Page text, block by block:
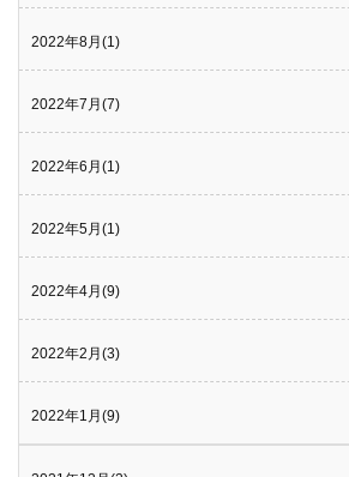
2022年8月(1)
2022年7月(7)
2022年6月(1)
2022年5月(1)
2022年4月(9)
2022年2月(3)
2022年1月(9)